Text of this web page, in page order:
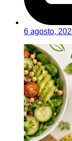
6 agosto,